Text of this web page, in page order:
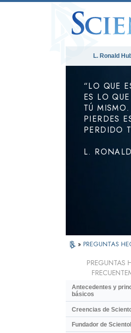
L. Ronald
“LO QUE
ES LO
TÚ
PIERDES
PERDIDO
L.
» PREGUNTAS
PREGUNTAS
Antecedentes y
básicos
Creencias de
Fundador de